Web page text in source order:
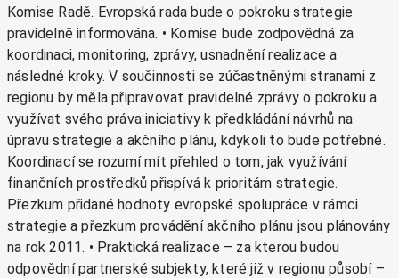
Komise Radě. Evropská rada bude o pokroku strategie
pravidelně informována. • Komise bude zodpovědná za
koordinaci, monitoring, zprávy, usnadnění realizace a
následné kroky. V součinnosti se zúčastněnými stranami z
regionu by měla připravovat pravidelné zprávy o pokroku a
využívat svého práva iniciativy k předkládání návrhů na
úpravu strategie a akčního plánu, kdykoli to bude potřebné.
Koordinací se rozumí mít přehled o tom, jak využívání
finančních prostředků přispívá k prioritám strategie.
Přezkum přidané hodnoty evropské spolupráce v rámci
strategie a přezkum provádění akčního plánu jsou plánovány
na rok 2011. • Praktická realizace – za kterou budou
odpovědní partnerské subjekty, které již v regionu působí –